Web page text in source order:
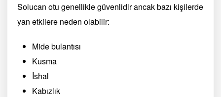
Solucan otu genellikle güvenlidir ancak bazı kişilerde
yan etkilere neden olabilir:
Mide bulantısı
Kusma
İshal
Kabızlık